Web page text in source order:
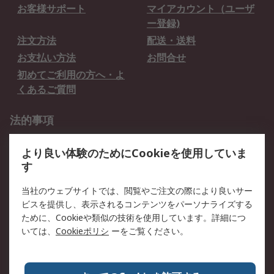
お客様サポート
マイアカウント（ユーザ
ー登録)
注文方法
配送・送料
お支払い方法
お問合せ
初めてご利用の方へ・よ
くあるご質問
法的事項
クッキーポリシー
RSについて
会社概要
採用情報
プレスリリース＆お知ら
コーポレートサイト
全世界のRS
RSの歴史
より良い体験のためにCookieを使用していま
す
当社のウェブサイトでは、閲覧やご注文の際により良いサー
ビスを提供し、表示されるコンテンツをパーソナライズする
ために、Cookieや類似の技術を使用しています。詳細につ
いては、 Cookieポリシ ーをご覧ください。